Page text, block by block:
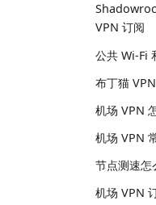
VPN 订阅
公共 Wi-Fi
布丁猫
机场 VPN
机场 VPN
节点测速怎
机场 VPN